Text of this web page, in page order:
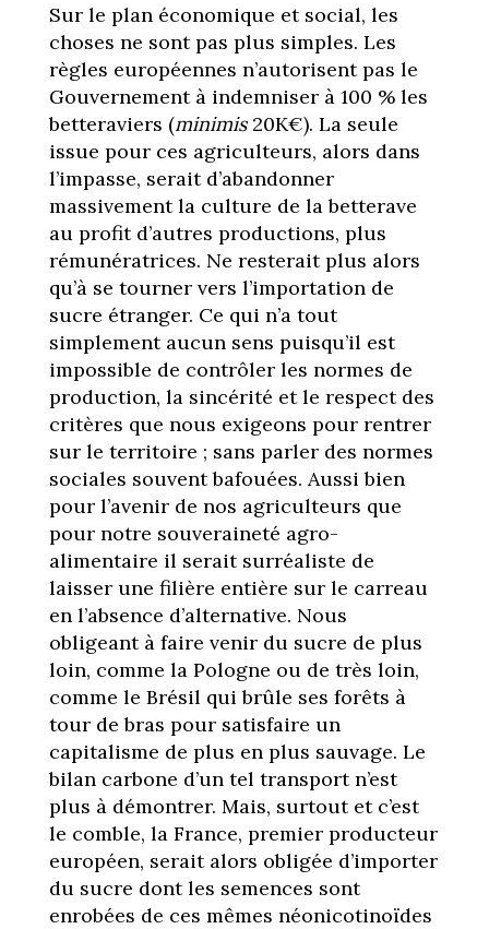
Sur le plan économique et social, les
choses ne sont pas plus simples. Les
règles européennes n’autorisent pas le
Gouvernement à indemniser à 100 % les
betteraviers (minimis20K€). La seule
issue pour ces agriculteurs, alors dans
l’impasse, serait d’abandonner
massivement la culture de la betterave
au profit d’autres productions, plus
rémunératrices. Ne resterait plus alors
qu’à se tourner vers l’importation de
sucre étranger. Ce qui n’a tout
simplement aucun sens puisqu’il est
impossible de contrôler les normes de
production, la sincérité et le respect des
critères que nous exigeons pour rentrer
sur le territoire ; sans parler des normes
sociales souvent bafouées. Aussi bien
pour l’avenir de nos agriculteurs que
pour notre souveraineté agro-
alimentaire il serait surréaliste de
laisser une filière entière sur le carreau
en l’absence d’alternative. Nous
obligeant à faire venir du sucre de plus
loin, comme la Pologne ou de très loin,
comme le Brésil qui brûle ses forêts à
tour de bras pour satisfaire un
capitalisme de plus en plus sauvage. Le
bilan carbone d’un tel transport n’est
plus à démontrer. Mais, surtout et c’est
le comble, la France, premier producteur
européen, serait alors obligée d’importer
du sucre dont les semences sont
enrobées de ces mêmes néonicotinoïdes